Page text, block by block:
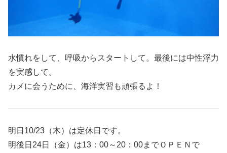
水慣れをして、呼吸からスタートして。最後には中性浮力
を実感して。
カメに会うために、海洋実習も頑張るよ！
明日10/23（木）は定休日です。
明後日24日（金）は13：00～20：00までＯＰＥＮで